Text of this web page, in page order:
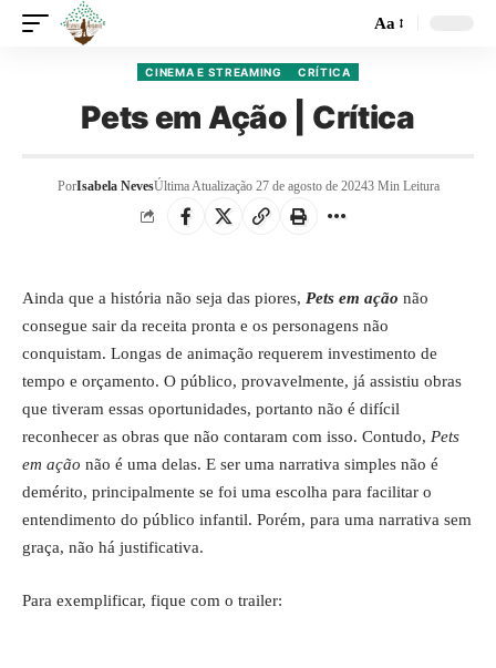
Aa
CINEMA E STREAMING CRÍTICA
Pets em Ação | Crítica
PorIsabela NevesÚltima Atualização 27 de agosto de 20243 Min Leitura
Ainda que a história não seja das piores, Pets em ação não
consegue sair da receita pronta e os personagens não
conquistam. Longas de animação requerem investimento de
tempo e orçamento. O público, provavelmente, já assistiu obras
que tiveram essas oportunidades, portanto não é difícil
reconhecer as obras que não contaram com isso. Contudo, Pets
em ação não é uma delas. E ser uma narrativa simples não é
demérito, principalmente se foi uma escolha para facilitar o
entendimento do público infantil. Porém, para uma narrativa sem
graça, não há justificativa.
Para exemplificar, fique com o trailer: